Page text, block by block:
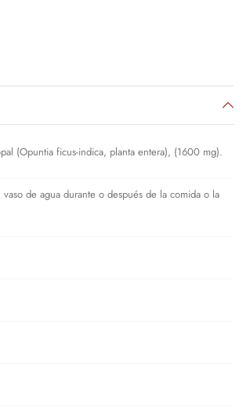
(Opuntia ficus-indica, planta entera), (1600 mg).
de agua durante o después de la comida o la